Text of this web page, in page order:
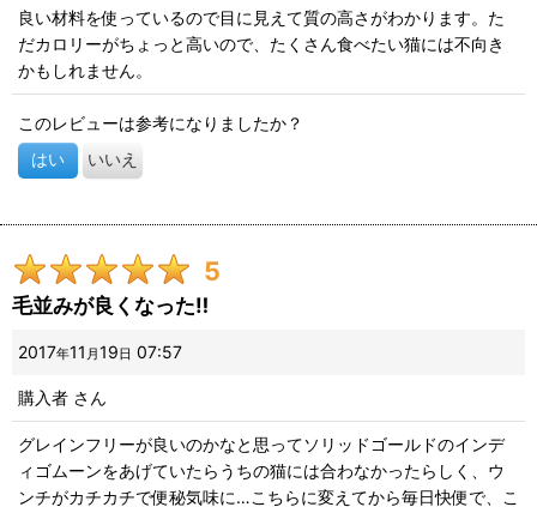
良い材料を使っているので目に見えて質の高さがわかります。た
だカロリーがちょっと高いので、たくさん食べたい猫には不向き
かもしれません。
このレビューは参考になりましたか？
はい いいえ
5
毛並みが良くなった‼️
2017年11 月 19 日 07:57
購入者 さん
グレインフリーが良いのかなと思ってソリッドゴールドのインデ
ィゴムーンをあげていたらうちの猫には合わなかったらしく、ウ
ンチがカチカチで便秘気味に…こちらに変えてから毎日快便で、こ